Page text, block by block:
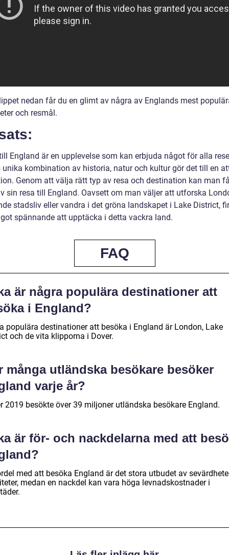
nedan får du en glimt av några av Englands mest
och resmål.
England är en upplevelse som kan erbjuda något för alla
unika kombination av historia, natur och kultur gör det till en
Genom att välja rätt typ av resa och destination kan man
sin resa till England. Oavsett om man väljer att utforska
stadsliv eller vandra i det gröna landskapet i Lake District,
spännande att upptäcka i detta vackra land.
FAQ
är några populära destinationer att
i England?
populära destinationer att besöka i England är London, Lake
och de vita klipporna i Dover.
många utländska besökare besöker
varje år?
2019 besökte över 39 miljoner utländska besökare England.
är för- och nackdelarna med att
med att besöka England är det stora utbudet av
medan en nackdel kan vara höga levnadskostnader i